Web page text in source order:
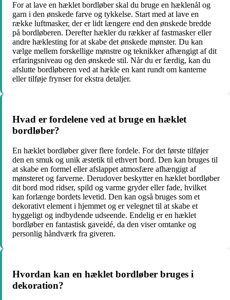
For at lave en hæklet bordløber skal du bruge en hæklenål og
garn i den ønskede farve og tykkelse. Start med at lave en
række luftmasker, der er lidt længere end den ønskede bredde
på bordløberen. Derefter hækler du rækker af fastmasker eller
andre hæklesting for at skabe det ønskede mønster. Du kan
vælge mellem forskellige mønstre og teknikker afhængigt af dit
erfaringsniveau og den ønskede stil. Når du er færdig, kan du
afslutte bordløberen ved at hækle en kant rundt om kanterne
eller tilføje frynser for ekstra detaljer.
Hvad er fordelene ved at bruge en hæklet
bordløber?
En hæklet bordløber giver flere fordele. For det første tilføjer
den en smuk og unik æstetik til ethvert bord. Den kan bruges til
at skabe en formel eller afslappet atmosfære afhængigt af
mønsteret og farverne. Derudover beskytter en hæklet bordløber
dit bord mod ridser, spild og varme gryder eller fade, hvilket
kan forlænge bordets levetid. Den kan også bruges som et
dekorativt element i hjemmet og er velegnet til at skabe et
hyggeligt og indbydende udseende. Endelig er en hæklet
bordløber en fantastisk gaveidé, da den viser omtanke og
personlig håndværk fra giveren.
Hvordan kan en hæklet bordløber bruges i
dekoration?